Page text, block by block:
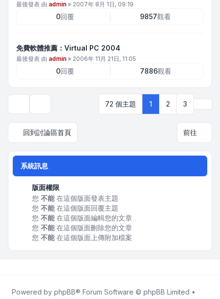
最後發表 由 admin » 2007年 8月 1日, 09:19
0回覆 9857觀看
免費軟體推薦：Virtual PC 2004
最後發表 由 admin » 2006年 11月 21日, 11:05
0回覆 7886觀看
72 個主題 1 2 3
回到討論區首頁 前往
系統訊息
版面權限
您 不能在這個版面發表主題
您 不能在這個版面回覆主題
您 不能在這個版面編輯您的文章
您 不能在這個版面刪除您的文章
您 不能在這個版面上傳附加檔案
Powered by phpBB® Forum Software © phpBB Limited •